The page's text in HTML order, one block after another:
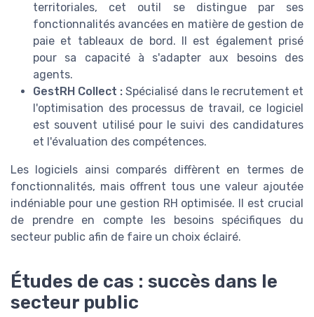
territoriales, cet outil se distingue par ses
fonctionnalités avancées en matière de gestion de
paie et tableaux de bord. Il est également prisé
pour sa capacité à s'adapter aux besoins des
agents.
GestRH Collect : Spécialisé dans le recrutement et
l'optimisation des processus de travail, ce logiciel
est souvent utilisé pour le suivi des candidatures
et l'évaluation des compétences.
Les logiciels ainsi comparés diffèrent en termes de
fonctionnalités, mais offrent tous une valeur ajoutée
indéniable pour une gestion RH optimisée. Il est crucial
de prendre en compte les besoins spécifiques du
secteur public afin de faire un choix éclairé.
Études de cas : succès dans le
secteur public